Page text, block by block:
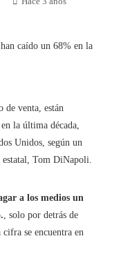
de venta, están
la última década,
Unidos, según un
Tom DiNapoli.
a los medios un
, solo por detrás de
se encuentra en